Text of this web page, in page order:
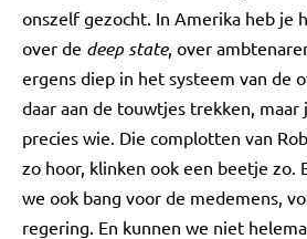
onszelf gezocht. In Amerika heb je
over de deep state, over
ergens diep in het systeem van de
daar aan de touwtjes trekken,
precies wie. Die complotten van
zo hoor, klinken ook een beetje zo.
we ook bang voor de medemens,
regering. En kunnen we niet